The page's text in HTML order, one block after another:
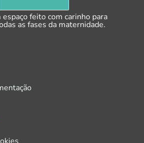
feito com carinho para
as fases da maternidade.